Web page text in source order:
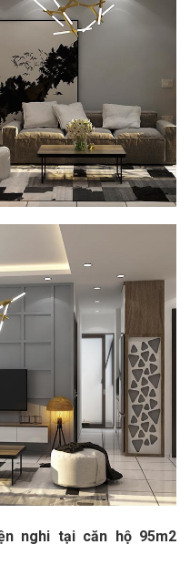
nghi tại căn hộ 95m2